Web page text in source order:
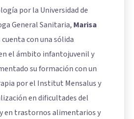
por la Universidad de
General Sanitaria, Marisa
cuenta con una sólida
el ámbito infantojuvenil y
su formación con un
por el Institut Mensalus y
en dificultades del
en trastornos alimentarios y